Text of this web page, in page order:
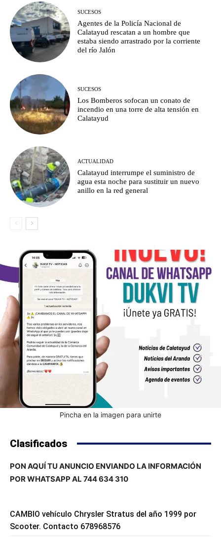
SUCESOS
Agentes de la Policía Nacional de
Calatayud rescatan a un hombre que
estaba siendo arrastrado por la corriente
del río Jalón
SUCESOS
Los Bomberos sofocan un conato de
incendio en una torre de alta tensión en
Calatayud
ACTUALIDAD
Calatayud interrumpe el suministro de
agua esta noche para sustituir un nuevo
anillo en la red general
Pincha en la imagen para unirte
Clasificados
PON AQUÍ TU ANUNCIO ENVIANDO LA INFORMACIÓN
POR WHATSAPP AL 744 634 310
CAMBIO vehículo Chrysler Stratus del año 1999 por
Scooter. Contacto 678968576